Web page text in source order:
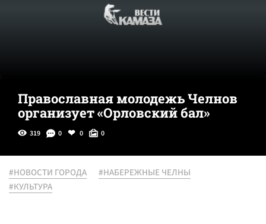
Православная молодежь Челнов
организует «Орловский бал»
319 0 0 0
#НОВОСТИ ГОРОДА
#НАБЕРЕЖНЫЕ ЧЕЛНЫ
#КУЛЬТУРА